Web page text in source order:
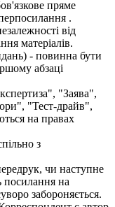
пряме
.
від
матеріалів.
- повинна бути
абзаці
"Заява",
"Тест-драйв",
на правах
з
чи наступне
посилання на
забороняється.